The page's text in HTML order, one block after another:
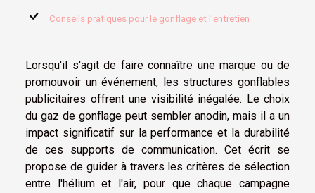
Conseils pratiques pour le gonflage et l'entretien
Lorsqu'il s'agit de faire connaître une marque ou de
promouvoir un événement, les structures gonflables
publicitaires offrent une visibilité inégalée. Le choix
du gaz de gonflage peut sembler anodin, mais il a un
impact significatif sur la performance et la durabilité
de ces supports de communication. Cet écrit se
propose de guider à travers les critères de sélection
entre l'hélium et l'air, pour que chaque campagne